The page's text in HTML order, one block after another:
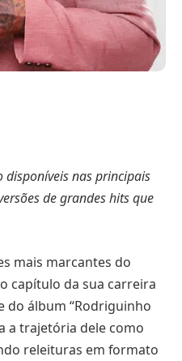
disponíveis nas principais
de grandes hits que
mais marcantes do
capítulo da sua carreira
do álbum “Rodriguinho
a trajetória dele como
releituras em formato